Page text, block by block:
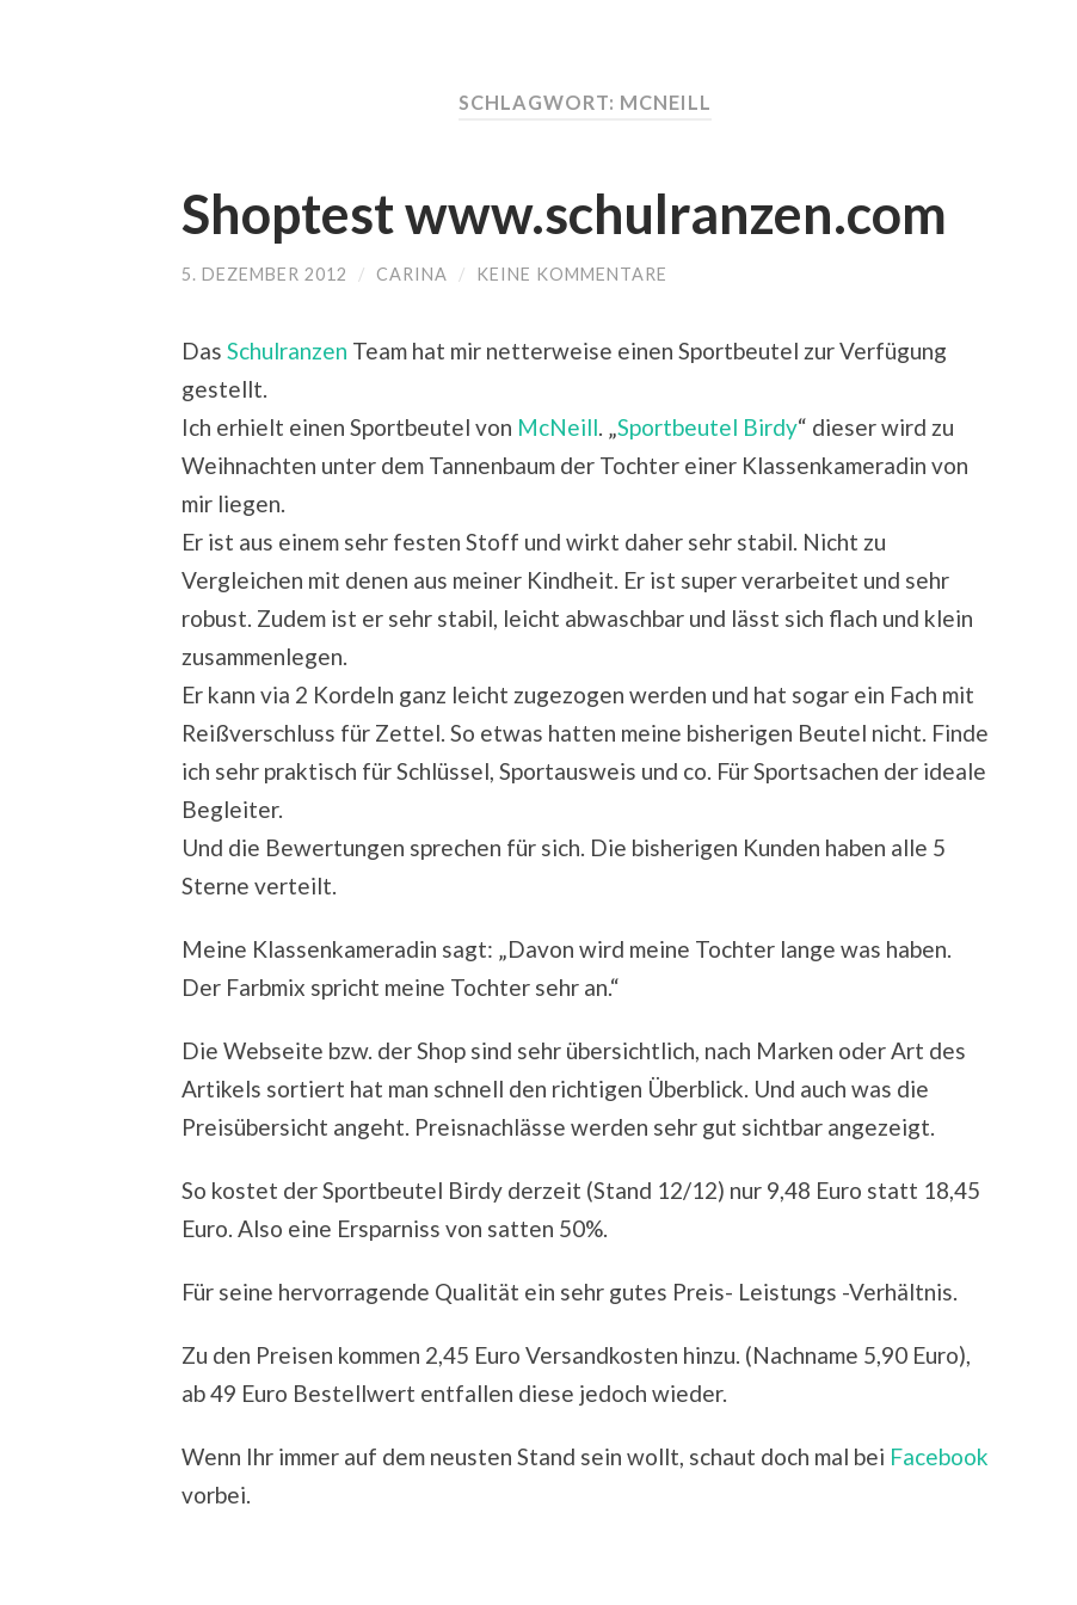
SCHLAGWORT: MCNEILL
Shoptest www.schulranzen.com
5. DEZEMBER 2012 / CARINA / KEINE KOMMENTARE
Das Schulranzen Team hat mir netterweise einen Sportbeutel zur Verfügung
gestellt.
Ich erhielt einen Sportbeutel von McNeill. „Sportbeutel Birdy“ dieser wird zu
Weihnachten unter dem Tannenbaum der Tochter einer Klassenkameradin von
mir liegen.
Er ist aus einem sehr festen Stoff und wirkt daher sehr stabil. Nicht zu
Vergleichen mit denen aus meiner Kindheit. Er ist super verarbeitet und sehr
robust. Zudem ist er sehr stabil, leicht abwaschbar und lässt sich flach und klein
zusammenlegen.
Er kann via 2 Kordeln ganz leicht zugezogen werden und hat sogar ein Fach mit
Reißverschluss für Zettel. So etwas hatten meine bisherigen Beutel nicht. Finde
ich sehr praktisch für Schlüssel, Sportausweis und co. Für Sportsachen der ideale
Begleiter.
Und die Bewertungen sprechen für sich. Die bisherigen Kunden haben alle 5
Sterne verteilt.
Meine Klassenkameradin sagt: „Davon wird meine Tochter lange was haben.
Der Farbmix spricht meine Tochter sehr an.“
Die Webseite bzw. der Shop sind sehr übersichtlich, nach Marken oder Art des
Artikels sortiert hat man schnell den richtigen Überblick. Und auch was die
Preisübersicht angeht. Preisnachlässe werden sehr gut sichtbar angezeigt.
So kostet der Sportbeutel Birdy derzeit (Stand 12/12) nur 9,48 Euro statt 18,45
Euro. Also eine Ersparniss von satten 50%.
Für seine hervorragende Qualität ein sehr gutes Preis- Leistungs -Verhältnis.
Zu den Preisen kommen 2,45 Euro Versandkosten hinzu. (Nachname 5,90 Euro),
ab 49 Euro Bestellwert entfallen diese jedoch wieder.
Wenn Ihr immer auf dem neusten Stand sein wollt, schaut doch mal bei Facebook
vorbei.